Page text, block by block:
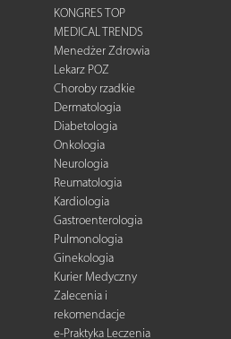
KONGRES TOP
MEDICAL TRENDS
Menedżer Zdrowia
Lekarz POZ
Choroby rzadkie
Dermatologia
Diabetologia
Onkologia
Neurologia
Reumatologia
Kardiologia
Gastroenterologia
Pulmonologia
Ginekologia
Kurier Medyczny
Zalecenia i
rekomendacje
e-Praktyka Leczenia